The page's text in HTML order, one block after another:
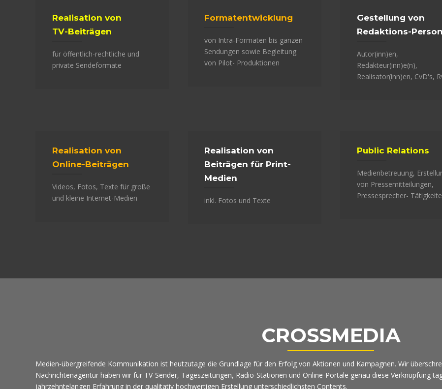
Realisation von
TV-Beiträgen
für öffentlich-rechtliche und
private Sendeformate
Formatentwicklung
von Intra-Formaten bis ganzen
Sendungen sowie Begleitung
von Pilot- Produktionen
Gestellung von
Redaktions-
Autor(inn)en,
Redakteur(inn)e(n),
Realisator(inn)en, CvD's,
Realisation von
Online-Beiträgen
Videos, Fotos, Texte für große
und kleine Internet-Medien
Realisation von
Beiträgen für Print-
Medien
inkl. Fotos und Texte
Public Relations
Medienbetreuung,
von Pressemitteilungen,
Pressesprecher-
CROSSMEDIA
Medien-übergreifende Kommunikation ist heutzutage die Grundlage für den Erfolg von Aktionen und Kampagnen. Wir
Nachrichtenagentur haben wir für TV-Sender, Tageszeitungen, Radio-Stationen und Online-Portale genau diese Verknüpfung
jahrzehntelangen Erfahrung in der qualitativ hochwertigen Erstellung unterschiedlichsten Contents.